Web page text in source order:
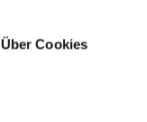
Über Cookies